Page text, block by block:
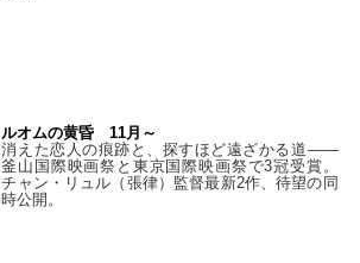
ルオムの黄昏 11月～
消えた恋人の痕跡と、探すほど遠ざかる道——
釜山国際映画祭と東京国際映画祭で3冠受賞。
チャン・リュル（張律）監督最新2作、待望の同
時公開。